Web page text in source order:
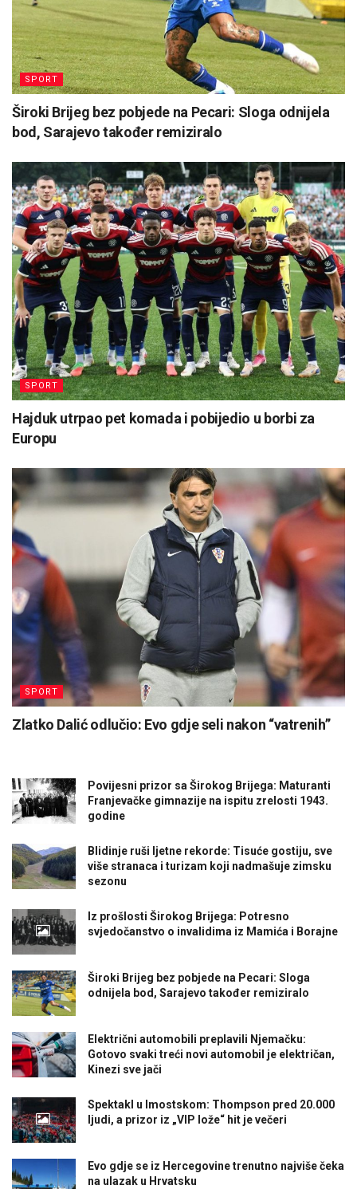
SPORT
Široki Brijeg bez pobjede na Pecari: Sloga odnijela
bod, Sarajevo također remiziralo
SPORT
Hajduk utrpao pet komada i pobijedio u borbi za
Europu
SPORT
Zlatko Dalić odlučio: Evo gdje seli nakon “vatrenih”
Povijesni prizor sa Širokog Brijega: Maturanti
Franjevačke gimnazije na ispitu zrelosti 1943.
godine
Blidinje ruši ljetne rekorde: Tisuće gostiju, sve
više stranaca i turizam koji nadmašuje zimsku
sezonu
Iz prošlosti Širokog Brijega: Potresno
svjedočanstvo o invalidima iz Mamića i Borajne
Široki Brijeg bez pobjede na Pecari: Sloga
odnijela bod, Sarajevo također remiziralo
Električni automobili preplavili Njemačku:
Gotovo svaki treći novi automobil je električan,
Kinezi sve jači
Spektakl u Imostskom: Thompson pred 20.000
ljudi, a prizor iz „VIP lože“ hit je večeri
Evo gdje se iz Hercegovine trenutno najviše čeka
na ulazak u Hrvatsku